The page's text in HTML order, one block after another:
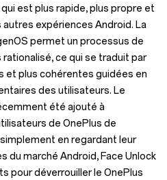
est plus rapide, plus propre et
expériences Android. La
permet un processus de
ce qui se traduit par
et plus cohérentes guidées en
des utilisateurs. Le
été ajouté à
de OnePlus de
en regardant leur
du marché Android, Face Unlock
pour déverrouiller le OnePlus